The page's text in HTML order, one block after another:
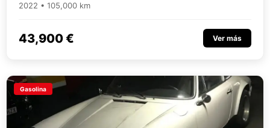
2022 • 105,000 km
43,900 € Ver más
Gasolina